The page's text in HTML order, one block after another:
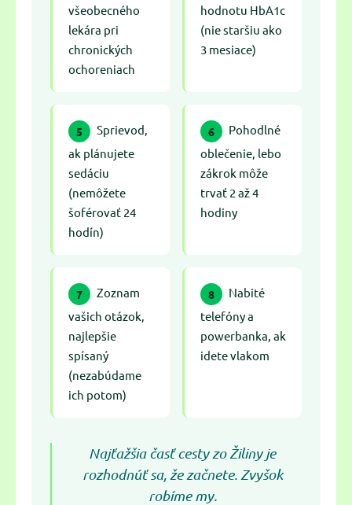
všeobecného
lekára pri
chronických
ochoreniach
hodnotu HbA1c
(nie staršiu ako
3 mesiace)
5
Sprievod,
ak plánujete
sedáciu
(nemôžete
šoférovať 24
hodín)
6
Pohodlné
oblečenie, lebo
zákrok môže
trvať 2 až 4
hodiny
7
Zoznam
vašich otázok,
najlepšie
spísaný
(nezabúdame
ich potom)
8
Nabité
telefóny a
powerbanka, ak
idete vlakom
Najťažšia časť cesty zo Žiliny je
rozhodnúť sa, že začnete. Zvyšok
robíme my.